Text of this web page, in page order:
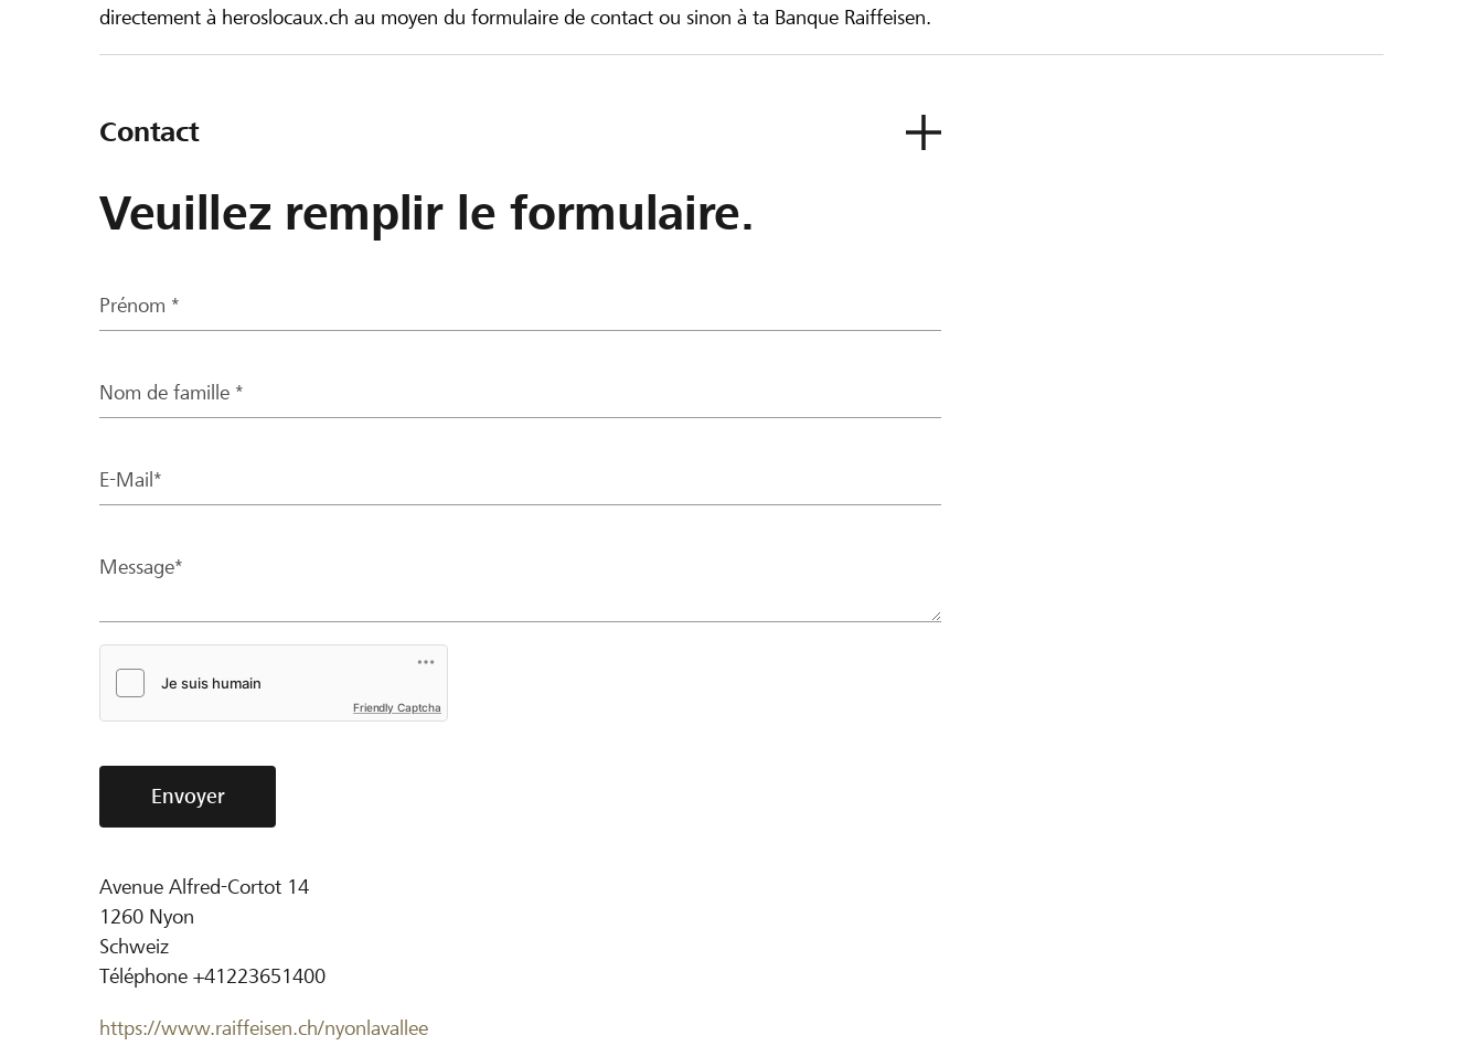
directement à heroslocaux.ch au moyen du formulaire de contact ou sinon à ta Banque Raiffeisen.
Contact
Veuillez remplir le formulaire.
Prénom *
Nom de famille *
E-Mail*
Message*
Friendly Captcha
Envoyer
Avenue Alfred-Cortot 14
1260 Nyon
Schweiz
Téléphone +41223651400
https://www.raiffeisen.ch/nyonlavallee